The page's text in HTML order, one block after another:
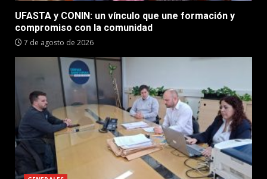
UFASTA y CONIN: un vínculo que une formación y
compromiso con la comunidad
7 de agosto de 2026